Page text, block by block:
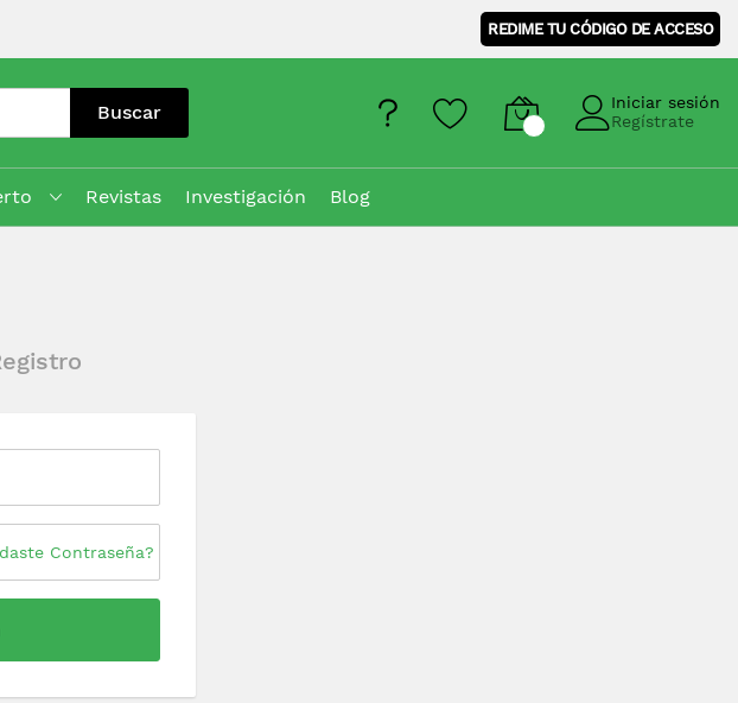
REDIME TU CÓDIGO DE ACCESO
Buscar
Iniciar sesión
Regístrate
Revistas Investigación
Blog
Contraseña?